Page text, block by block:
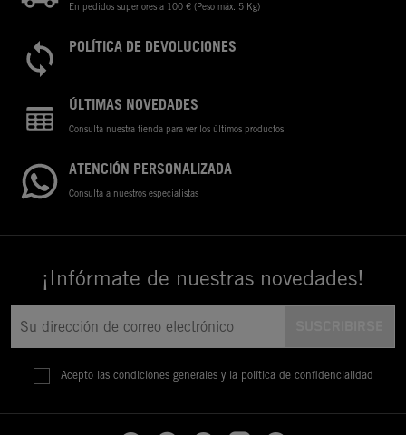
En pedidos superiores a 100 € (Peso máx. 5 Kg)
POLÍTICA DE DEVOLUCIONES
ÚLTIMAS NOVEDADES
Consulta nuestra tienda para ver los últimos productos
ATENCIÓN PERSONALIZADA
Consulta a nuestros especialistas
¡Infórmate de nuestras novedades!
Acepto las condiciones generales y la política de confidencialidad